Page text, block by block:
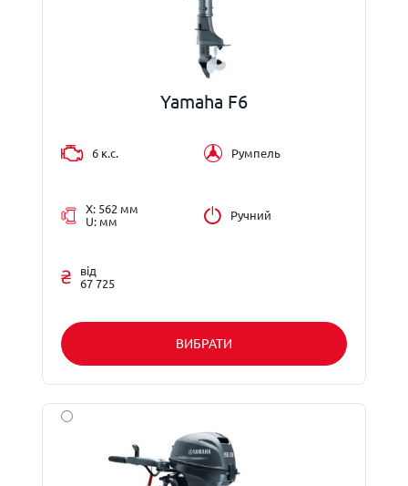
Yamaha F6
6 к.с. Румпель
X: 562 мм
U: мм
Ручний
від
67 725
ВИБРАТИ